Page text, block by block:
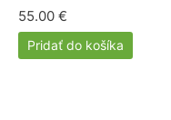
55.00 €
Pridať do košíka